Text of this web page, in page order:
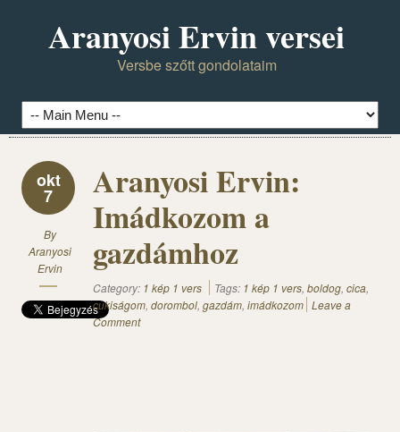
Aranyosi Ervin versei
Versbe szőtt gondolataim
okt
7
By
Aranyosi
Ervin
Aranyosi Ervin:
Imádkozom a
gazdámhoz
Category: 1 kép 1 vers Tags: 1 kép 1 vers, boldog, cica,
cukiságom, dorombol, gazdám, imádkozom Leave a
Comment